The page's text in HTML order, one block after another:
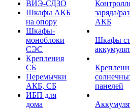
ВИЭ-СДЗО
Шкафы АКБ
на опору
Шкафы-
моноблоки
СЭС
Крепления
СБ
Перемычки
АКБ, СБ
ИБП для
дома
заряда/
АКБ
Шкафы
панелей